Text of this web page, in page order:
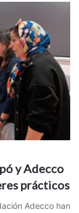
y Adecco
prácticos
Adecco han